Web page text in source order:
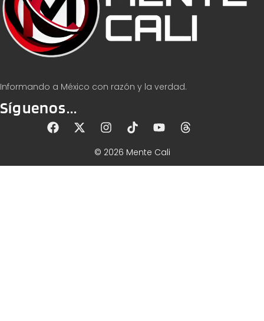
Informando a México con razón y la verdad.
Síguenos...
© 2026 Mente Cali